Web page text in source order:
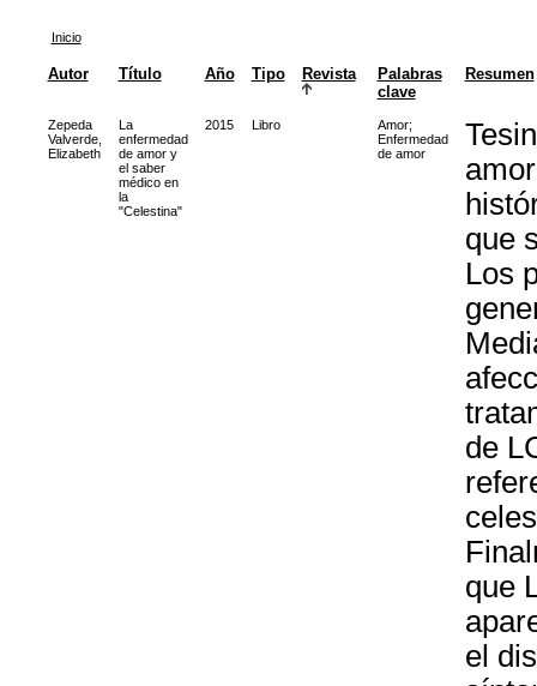
Inicio
Autor Título Año Tipo Revista
Palabras
clave
Resumen
Zepeda
Valverde,
Elizabeth
La
enfermedad
de amor y
el saber
médico en
la
"Celestina"
2015 Libro Amor;
Enfermedad
de amor
que
Los
de
que
el